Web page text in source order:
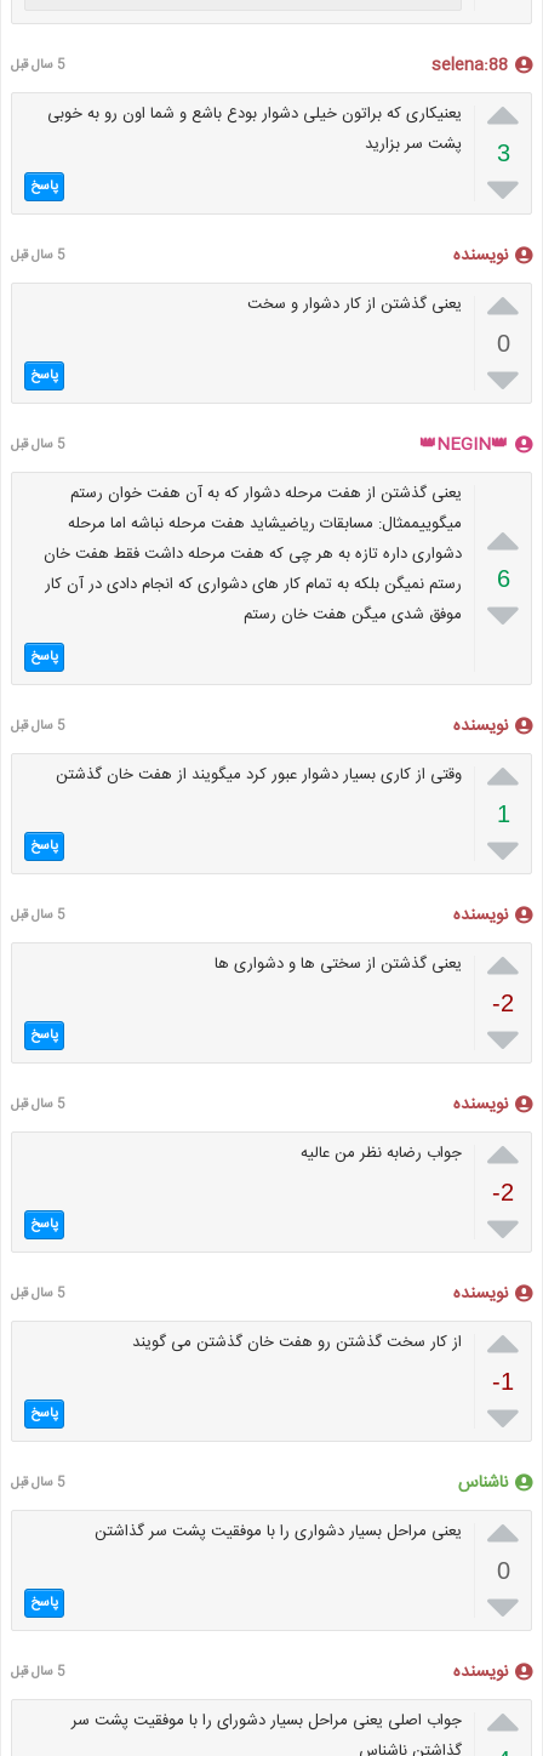
selena:88 5 سال قبل

3

یعنیکاری که براتون خیلی دشوار بودع باشع و شما اون رو به خوبی
پشت سر بزارید
پاسخ
نویسنده 5 سال قبل

0

یعنی گذشتن از کار دشوار و سخت
پاسخ
👑NEGIN👑 5 سال قبل

6

یعنی گذشتن از هفت مرحله دشوار که به آن هفت خوان رستم
میگوییممثال: مسابقات ریاضیشاید هفت مرحله نباشه اما مرحله
دشواری داره تازه به هر چی که هفت مرحله داشت فقط هفت خان
رستم نمیگن بلکه به تمام کار های دشواری که انجام دادی در آن کار
موفق شدی میگن هفت خان رستم
پاسخ
نویسنده 5 سال قبل

1

وقتی از کاری بسیار دشوار عبور کرد میگویند از هفت خان گذشتن
پاسخ
نویسنده 5 سال قبل

-2

یعنی گذشتن از سختی ها و دشواری ها
پاسخ
نویسنده 5 سال قبل

-2

جواب رضابه نظر من عالیه
پاسخ
نویسنده 5 سال قبل

-1

از کار سخت گذشتن رو هفت خان گذشتن می گویند
پاسخ
ناشناس 5 سال قبل

0

یعنی مراحل بسیار دشواری را با موفقیت پشت سر گذاشتن
پاسخ
نویسنده 5 سال قبل

جواب اصلی یعنی مراحل بسیار دشورای را با موفقیت پشت سر
گذاشتن ناشناس